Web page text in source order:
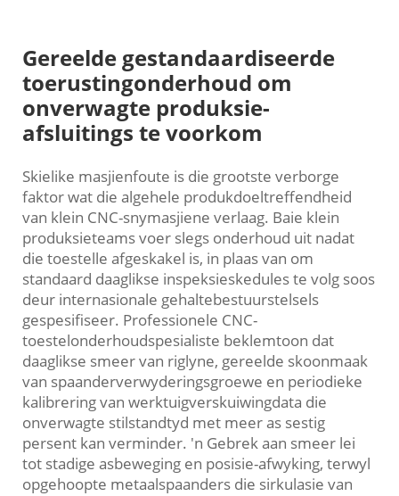
Gereelde gestandaardiseerde
toerustingonderhoud om
onverwagte produksie-
afsluitings te voorkom
Skielike masjienfoute is die grootste verborge
faktor wat die algehele produkdoeltreffendheid
van klein CNC-snymasjiene verlaag. Baie klein
produksieteams voer slegs onderhoud uit nadat
die toestelle afgeskakel is, in plaas van om
standaard daaglikse inspeksieskedules te volg soos
deur internasionale gehaltebestuurstelsels
gespesifiseer. Professionele CNC-
toestelonderhoudspesialiste beklemtoon dat
daaglikse smeer van riglyne, gereelde skoonmaak
van spaanderverwyderingsgroewe en periodieke
kalibrering van werktuigverskuiwingdata die
onverwagte stilstandtyd met meer as sestig
persent kan verminder. 'n Gebrek aan smeer lei
tot stadige asbeweging en posisie-afwyking, terwyl
opgehoopte metaalspaanders die sirkulasie van